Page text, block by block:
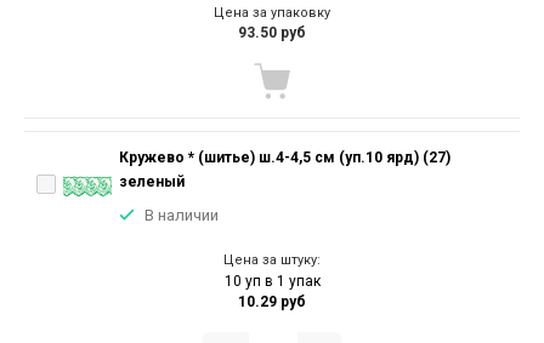
Цена за упаковку
93.50 руб
Кружево * (шитье) ш.4-4,5 см (уп.10 ярд) (27)
зеленый
В наличии
Цена за штуку:
10 уп в 1 упак
10.29 руб